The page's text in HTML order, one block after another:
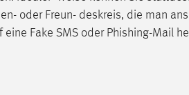
oder Freun- deskreis, die man
eine Fake SMS oder Phishing-Mail